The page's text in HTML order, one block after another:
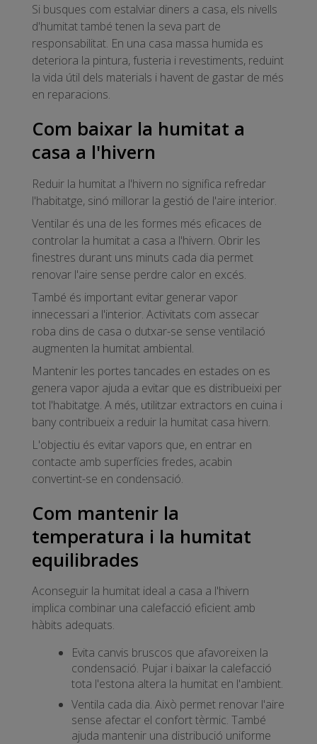
Si busques com estalviar diners a casa, els nivells
d'humitat també tenen la seva part de
responsabilitat. En una casa massa humida es
deteriora la pintura, fusteria i revestiments, reduint
la vida útil dels materials i havent de gastar de més
en reparacions.
Com baixar la humitat a
casa a l'hivern
Reduir la humitat a l'hivern no significa refredar
l'habitatge, sinó millorar la gestió de l'aire interior.
Ventilar és una de les formes més eficaces de
controlar la humitat a casa a l'hivern. Obrir les
finestres durant uns minuts cada dia permet
renovar l'aire sense perdre calor en excés.
També és important evitar generar vapor
innecessari a l'interior. Activitats com assecar
roba dins de casa o dutxar-se sense ventilació
augmenten la humitat ambiental.
Mantenir les portes tancades en estades on es
genera vapor ajuda a evitar que es distribueixi per
tot l'habitatge. A més, utilitzar extractors en cuina i
bany contribueix a reduir la humitat casa hivern.
L'objectiu és evitar vapors que, en entrar en
contacte amb superfícies fredes, acabin
convertint-se en condensació.
Com mantenir la
temperatura i la humitat
equilibrades
Aconseguir la humitat ideal a casa a l'hivern
implica combinar una calefacció eficient amb
hàbits adequats.
Evita canvis bruscos que afavoreixen la
condensació. Pujar i baixar la calefacció
tota l'estona altera la humitat en l'ambient.
Ventila cada dia. Això permet renovar l'aire
sense afectar el confort tèrmic. També
ajuda mantenir una distribució uniforme